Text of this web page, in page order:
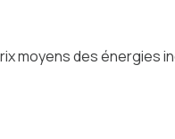
moyens des énergies